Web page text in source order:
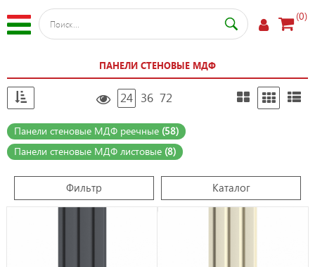
(0)
ПАНЕЛИ СТЕНОВЫЕ МДФ
24 36 72
Панели стеновые МДФ реечные (58)
Панели стеновые МДФ листовые (8)
Фильтр Каталог